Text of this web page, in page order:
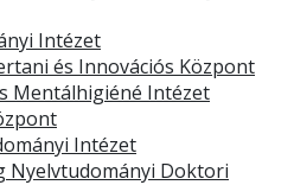
Intézet
és Innovációs Központ
Mentálhigiéné Intézet
Intézet
Nyelvtudományi Doktori